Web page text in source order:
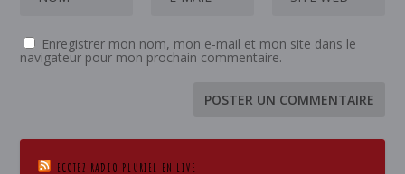
Enregistrer mon nom, mon e-mail et mon site dans le
navigateur pour mon prochain commentaire.
ECOTEZ RADIO PLURIEL EN LIVE